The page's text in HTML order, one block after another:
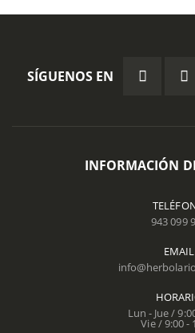
SÍGUENOS EN
INFORMACIÓN
943 099
EMAIL
Lun - Jue /
Vie / 9:00 -